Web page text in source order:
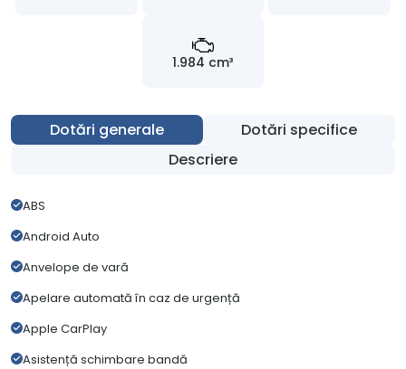
1.984 cm³
Dotări generale
Dotări specifice
Descriere
ABS
Android Auto
Anvelope de vară
Apelare automată în caz de urgență
Apple CarPlay
Asistență schimbare bandă